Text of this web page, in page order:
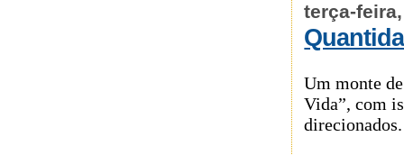
terça-
Um monte
Vida”, com
direcionados.